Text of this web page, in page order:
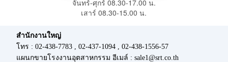
จันทร์-ศุกร์ 08.30-17.00 น.
เสาร์ 08.30-15.00 น.
สำนักงานใหญ่
โทร : 02-438-7783 , 02-437-1094 , 02-438-1556-57
แผนกขายโรงงานอุตสาหกรรม อีเมล์ : sale1@srt.co.th